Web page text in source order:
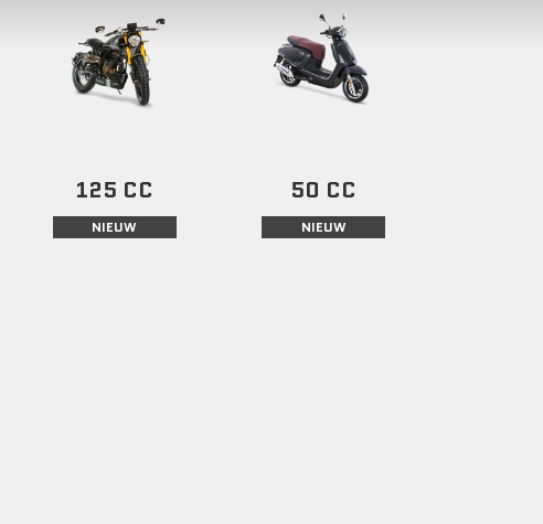
125 CC
NIEUW
50 CC
NIEUW